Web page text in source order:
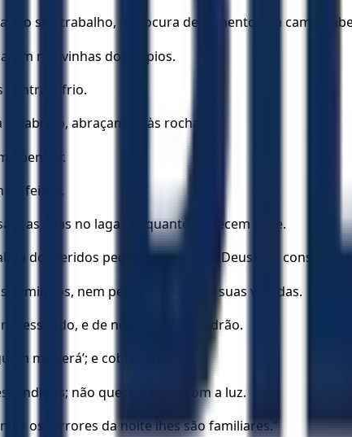
o seu trabalho, à procura de alimento; em campo
nas vinhas dos ímpios.
contra o frio.
abrigo, abraçam-se às rochas.
penhor.
os feixes.
as uvas no lagar, enquanto padecem sede.
dos feridos pede socorro, mas Deus não considera
caminhos, nem permanecem nas suas veredas.
e de noite se torna ladrão.
me verá’; e cobre o rosto.
não querem nada com a luz.
os terrores da noite lhes são familiares.”